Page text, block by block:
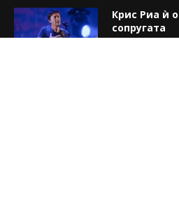
Крис Риа ѝ
сопругата